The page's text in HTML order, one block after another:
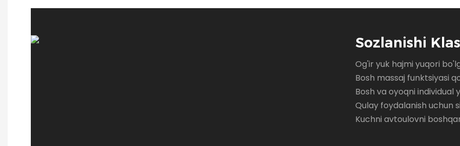
Sozlanishi
Og'ir yuk hajmi yuqori
Bosh massaj funktsiyasi
Bosh va oyoqni individual
Qulay foydalanish uchun
Kuchni avtoulovni